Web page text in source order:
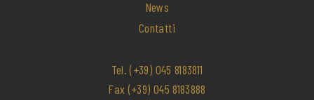
News
Contatti
Tel.(+39) 045 8183811
Fax(+39) 045 8183888